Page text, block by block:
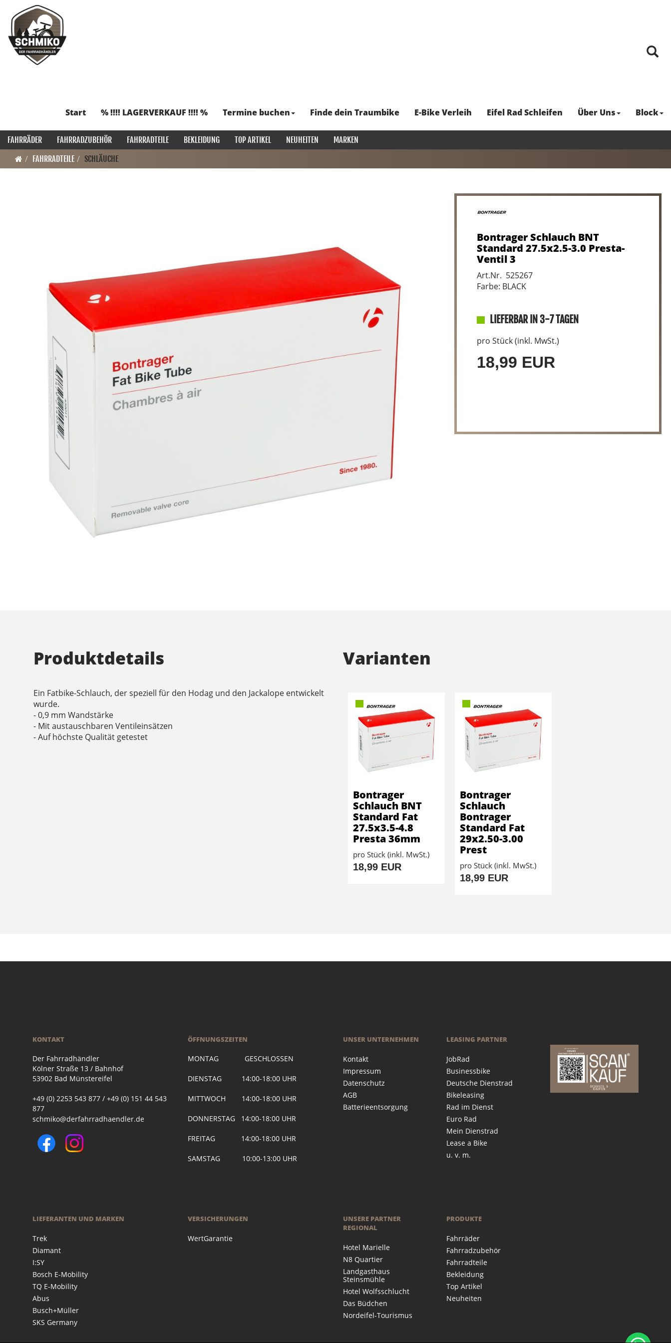
Start % !!!! LAGERVERKAUF !!!! % Termine buchen Finde dein Traumbike E-Bike Verleih Eifel Rad Schleifen Über Uns Block
FAHRRÄDER FAHRRADZUBEHÖR FAHRRADTEILE BEKLEIDUNG TOP ARTIKEL NEUHEITEN
MARKEN
FAHRRADTEILE
SCHLÄUCHE
Bontrager Schlauch BNT
Standard 27.5x2.5-3.0 Presta-
Ventil 3
Art.Nr. 525267
Farbe: BLACK
LIEFERBAR IN 3-7 TAGEN
pro Stück (inkl. MwSt.)
18,99 EUR
Produktdetails
Ein Fatbike-Schlauch, der speziell für den Hodag und den Jackalope entwickelt
wurde.
- 0,9 mm Wandstärke
- Mit austauschbaren Ventileinsätzen
- Auf höchste Qualität getestet
Varianten
Bontrager
Schlauch BNT
Standard Fat
27.5x3.5-4.8
Presta 36mm
pro Stück (inkl. MwSt.)
18,99 EUR
Bontrager
Schlauch
Bontrager
Standard Fat
29x2.50-3.00
Prest
pro Stück (inkl. MwSt.)
18,99 EUR
KONTAKT
Der Fahrradhändler
Kölner Straße 13 / Bahnhof
53902 Bad Münstereifel
+49 (0) 2253 543 877 / +49 (0) 151 44 543
877
schmiko@derfahrradhaendler.de
ÖFFNUNGSZEITEN
MONTAG GESCHLOSSEN
DIENSTAG 14:00-18:00 UHR
MITTWOCH 14:00-18:00 UHR
DONNERSTAG 14:00-18:00 UHR
FREITAG 14:00-18:00 UHR
SAMSTAG 10:00-13:00 UHR
UNSER UNTERNEHMEN
Kontakt
Impressum
Datenschutz
AGB
Batterieentsorgung
LEASING PARTNER
JobRad
Businessbike
Deutsche Dienstrad
Bikeleasing
Rad im Dienst
Euro Rad
Mein Dienstrad
Lease a Bike
u. v. m.
LIEFERANTEN UND MARKEN
Trek
Diamant
I:SY
Bosch E-Mobility
TQ E-Mobility
Abus
Busch+Müller
SKS Germany
VERSICHERUNGEN
WertGarantie
UNSERE PARTNER
REGIONAL
Hotel Marielle
N8 Quartier
Landgasthaus
Steinsmühle
Hotel Wolfsschlucht
Das Büdchen
Nordeifel-Tourismus
PRODUKTE
Fahrräder
Fahrradzubehör
Fahrradteile
Bekleidung
Top Artikel
Neuheiten